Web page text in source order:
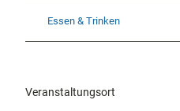
Essen & Trinken
Veranstaltungsort